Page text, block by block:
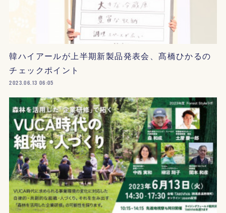
韓ハイアールが上半期新製品発表会、髙橋ひかるの
チェックポイント
2023.06.13 06:05